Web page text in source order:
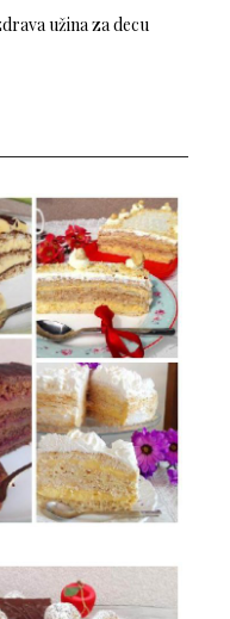
užina za decu